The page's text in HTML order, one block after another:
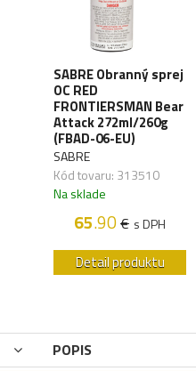
SABRE Obranný sprej
OC RED
FRONTIERSMAN Bear
Attack 272ml/260g
(FBAD-06-EU)
SABRE
Kód tovaru: 313510
Na sklade
65.90€ s DPH
Detail produktu
POPIS